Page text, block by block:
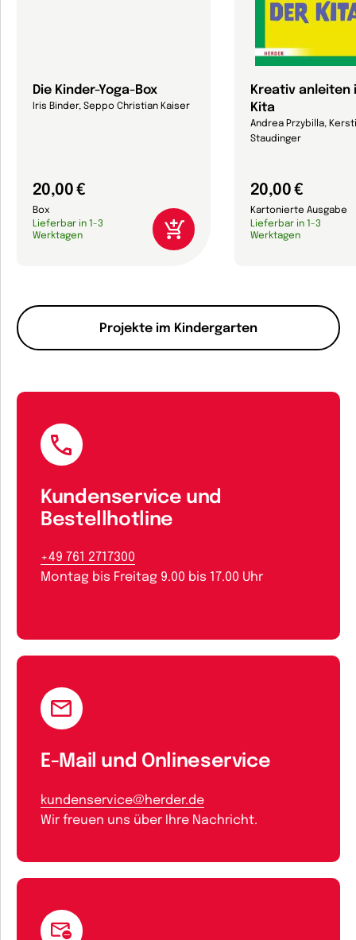
Projekte im Kindergarten
Die Kinder-Yoga-Box
Iris Binder, Seppo Christian Kaiser
20,00 €
Box
Lieferbar in 1-3
Werktagen
Kreativ anleiten
Kita
Andrea Przybilla,
Staudinger
20,00 €
Kartonierte Ausgabe
Lieferbar in 1-3
Werktagen
Kundenservice und
Bestellhotline
+49 761 2717300
Montag bis Freitag 9.00 bis 17.00 Uhr
E-Mail und Onlineservice
kundenservice@herder.de
Wir freuen uns über Ihre Nachricht.